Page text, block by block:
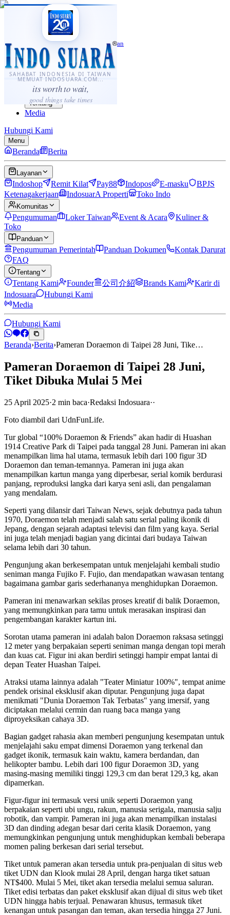
SAHABAT INDONESIA DI TAIWAN
MEMUAT INDOSUARA.COM...
its worth to wait,
good things take times
·...
⌘K
Sahabat Indonesia di Taiwan
Berita
Layanan
Komunitas
Panduan
Tentang
Media
Hubungi Kami
Menu
Beranda Berita
Layanan
Indoshop Remit Kilat Pay88 Indopos E-masku
BPJS
Ketenagakerjaan
IndosuarA Properti Toko Indo
Komunitas
Pengumuman Loker Taiwan Event & Acara
Kuliner &
Toko
Panduan
Pengumuman Pemerintah Panduan Dokumen
Kontak Darurat
FAQ
Tentang
Tentang Kami Founder 公司介紹 Brands Kami
Karir di
Indosuara
Hubungi Kami
Media
Hubungi Kami
Beranda›Berita›Pameran Doraemon di Taipei 28 Juni, Tike…
Pameran Doraemon di Taipei 28 Juni,
Tiket Dibuka Mulai 5 Mei
25 April 2025·2 min baca·Redaksi Indosuara··
Foto diambil dari UdnFunLife.
Tur global “100% Doraemon & Friends” akan hadir di Huashan
1914 Creative Park di Taipei pada tanggal 28 Juni. Pameran ini akan
menampilkan lima hal utama, termasuk lebih dari 100 figur 3D
Doraemon dan teman-temannya. Pameran ini juga akan
menampilkan kartun manga yang diperbesar, serial komik berdurasi
panjang, reproduksi langka dari karya seni asli, dan pengalaman
yang mendalam.
Seperti yang dilansir dari Taiwan News, sejak debutnya pada tahun
1970, Doraemon telah menjadi salah satu serial paling ikonik di
Jepang, dengan sejarah adaptasi televisi dan film yang kaya. Serial
ini juga telah menjadi bagian yang dicintai dari budaya Taiwan
selama lebih dari 30 tahun.
Pengunjung akan berkesempatan untuk menjelajahi kembali studio
seniman manga Fujiko F. Fujio, dan mendapatkan wawasan tentang
bagaimana gambar garis sederhananya menghidupkan Doraemon.
Pameran ini menawarkan sekilas proses kreatif di balik Doraemon,
yang memungkinkan para tamu untuk merasakan inspirasi dan
pengembangan karakter kartun ini.
Sorotan utama pameran ini adalah balon Doraemon raksasa setinggi
12 meter yang berpakaian seperti seniman manga dengan topi merah
dan kuas cat. Figur ini akan berdiri setinggi hampir empat lantai di
depan Teater Huashan Taipei.
Atraksi utama lainnya adalah "Teater Miniatur 100%", tempat anime
pendek orisinal eksklusif akan diputar. Pengunjung juga dapat
menikmati "Dunia Doraemon Tak Terbatas" yang imersif, yang
diciptakan melalui cermin dan ruang baca manga yang
diproyeksikan cahaya 3D.
Bagian gadget rahasia akan memberi pengunjung kesempatan untuk
menjelajahi saku empat dimensi Doraemon yang terkenal dan
gadget ikonik, termasuk kain waktu, kamera berdandan, dan
helikopter bambu. Lebih dari 100 figur Doraemon 3D, yang
masing-masing memiliki tinggi 129,3 cm dan berat 129,3 kg, akan
dipamerkan.
Figur-figur ini termasuk versi unik seperti Doraemon yang
berpakaian seperti ubi ungu, rakun, manusia serigala, manusia salju
robotik, dan vampir. Pameran ini juga akan menampilkan instalasi
3D dan dinding adegan besar dari cerita klasik Doraemon, yang
memungkinkan pengunjung untuk menghidupkan kembali beberapa
momen paling berkesan dari serial tersebut.
Tiket untuk pameran akan tersedia untuk pra-penjualan di situs web
tiket UDN dan Klook mulai 28 April, dengan harga tiket satuan
NT$400. Mulai 5 Mei, tiket akan tersedia melalui semua saluran.
Tiket edisi terbatas dan paket eksklusif akan dijual di situs web tiket
UDN hingga habis terjual. Penawaran khusus, termasuk tiket
kenangan untuk pasangan dan teman, akan tersedia hingga 27 Juni.